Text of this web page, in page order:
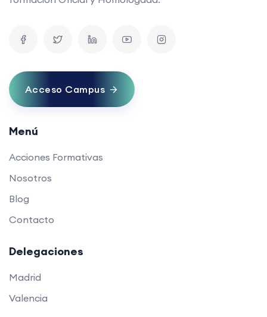
Acceso Campus
Menú
Acciones Formativas
Nosotros
Blog
Contacto
Delegaciones
Madrid
Valencia